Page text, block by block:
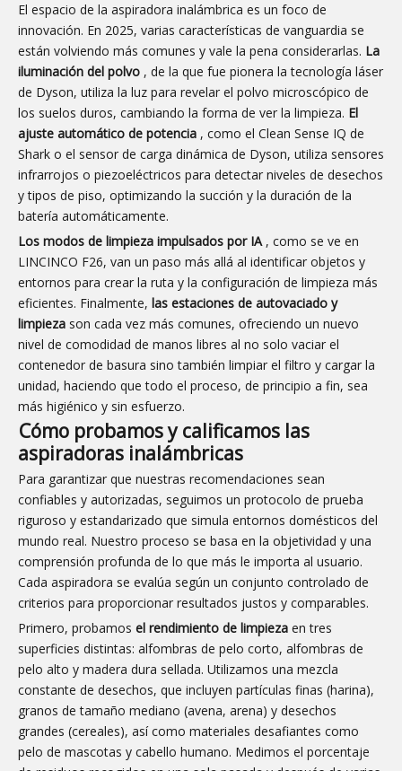
El espacio de la aspiradora inalámbrica es un foco de
innovación. En 2025, varias características de vanguardia se
están volviendo más comunes y vale la pena considerarlas. La
iluminación del polvo , de la que fue pionera la tecnología láser
de Dyson, utiliza la luz para revelar el polvo microscópico de
los suelos duros, cambiando la forma de ver la limpieza. El
ajuste automático de potencia , como el Clean Sense IQ de
Shark o el sensor de carga dinámica de Dyson, utiliza sensores
infrarrojos o piezoeléctricos para detectar niveles de desechos
y tipos de piso, optimizando la succión y la duración de la
batería automáticamente.
Los modos de limpieza impulsados ​​por IA , como se ve en
LINCINCO F26, van un paso más allá al identificar objetos y
entornos para crear la ruta y la configuración de limpieza más
eficientes. Finalmente, las estaciones de autovaciado y
limpieza son cada vez más comunes, ofreciendo un nuevo
nivel de comodidad de manos libres al no solo vaciar el
contenedor de basura sino también limpiar el filtro y cargar la
unidad, haciendo que todo el proceso, de principio a fin, sea
más higiénico y sin esfuerzo.
Cómo probamos y calificamos las
aspiradoras inalámbricas
Para garantizar que nuestras recomendaciones sean
confiables y autorizadas, seguimos un protocolo de prueba
riguroso y estandarizado que simula entornos domésticos del
mundo real. Nuestro proceso se basa en la objetividad y una
comprensión profunda de lo que más le importa al usuario.
Cada aspiradora se evalúa según un conjunto controlado de
criterios para proporcionar resultados justos y comparables.
Primero, probamos el rendimiento de limpieza en tres
superficies distintas: alfombras de pelo corto, alfombras de
pelo alto y madera dura sellada. Utilizamos una mezcla
constante de desechos, que incluyen partículas finas (harina),
granos de tamaño mediano (avena, arena) y desechos
grandes (cereales), así como materiales desafiantes como
pelo de mascotas y cabello humano. Medimos el porcentaje